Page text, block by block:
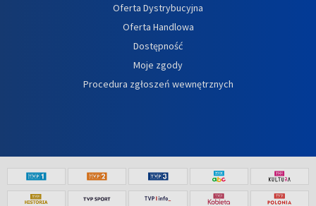
Oferta Dystrybucyjna
Oferta Handlowa
Dostępność
Moje zgody
Procedura zgłoszeń wewnętrznych